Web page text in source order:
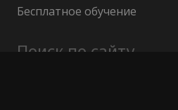
Бесплатное обучение
Поиск по сайту